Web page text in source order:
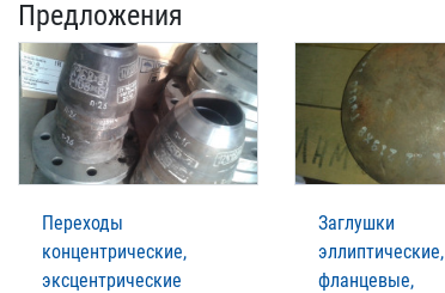
Предложения
Переходы
концентрические,
эксцентрические
Заглушки
эллиптические,
фланцевые,